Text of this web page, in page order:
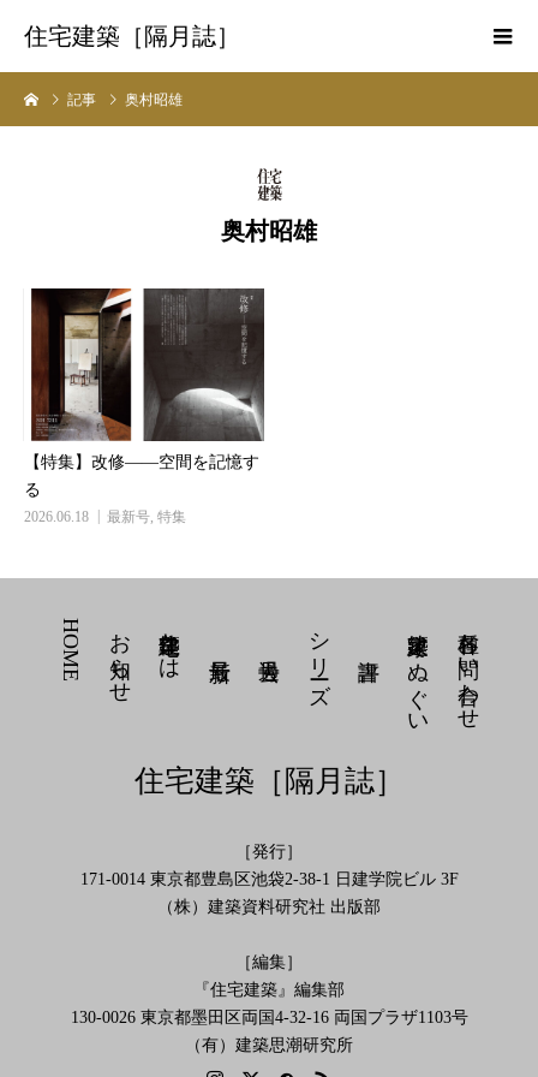
住宅建築［隔月誌］
記事 奥村昭雄
奥村昭雄
【特集】改修――空間を記憶す
る
2026.06.18 最新号, 特集
各種お問い合わせ
建築家 てぬぐい
シリーズ
住宅建築とは
お知らせ
HOME
住宅建築［隔月誌］
［発行］
171-0014 東京都豊島区池袋2-38-1 日建学院ビル 3F
（株）建築資料研究社 出版部
［編集］
『住宅建築』編集部
130-0026 東京都墨田区両国4-32-16 両国プラザ1103号
（有）建築思潮研究所